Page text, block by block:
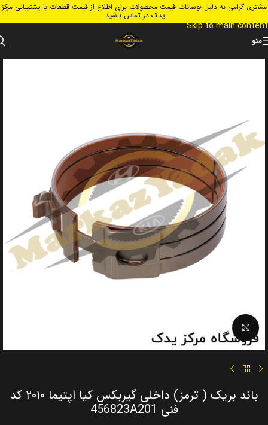
Skip to navigation
Skip to main content
مشتری گرامی به دلیل نوسانات قیمت محصولات برای اطلاع از قیمت قطعات با پشتیبانی مرکز
یدک در تماس باشید.
منو
Click to enlarge
باند بریک ( ترمز) داخلی گیربکس کیا اپتیما ۲۰۱۰ کد
فنی 456823A201